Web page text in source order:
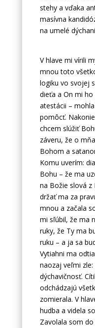
stehy a vďaka
masívna
na umelé
V hlave mi vírili
mnou toto
logiku vo svojej
dieťa a On mi ho
atestácii –
pomôcť.
chcem slúžiť
záveru, že o
Bohom a
Komu uverím:
Bohu – že ma
na Božie slová z
držať ma za
mnou a začala
mi sľúbil, že ma
ruky, že Ty ma
ruku – a ja sa
Vytiahni ma
naozaj veľmi zle:
dýchavičnosť.
odchádzajú
zomierala. V
hudba a videla
Zavolala som